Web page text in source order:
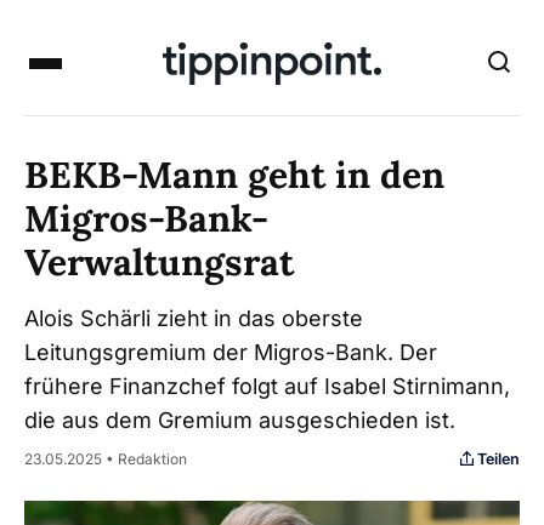
BEKB-Mann geht in den
Migros-Bank-
Verwaltungsrat
Alois Schärli zieht in das oberste
Leitungsgremium der Migros-Bank. Der
frühere Finanzchef folgt auf Isabel Stirnimann,
die aus dem Gremium ausgeschieden ist.
23.05.2025 • Redaktion Teilen